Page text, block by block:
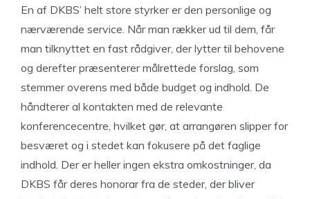
En af DKBS’ helt store styrker er den personlige og
nærværende service. Når man rækker ud til dem, får
man tilknyttet en fast rådgiver, der lytter til behovene
og derefter præsenterer målrettede forslag, som
stemmer overens med både budget og indhold. De
håndterer al kontakten med de relevante
konferencecentre, hvilket gør, at arrangøren slipper for
besværet og i stedet kan fokusere på det faglige
indhold. Der er heller ingen ekstra omkostninger, da
DKBS får deres honorar fra de steder, der bliver